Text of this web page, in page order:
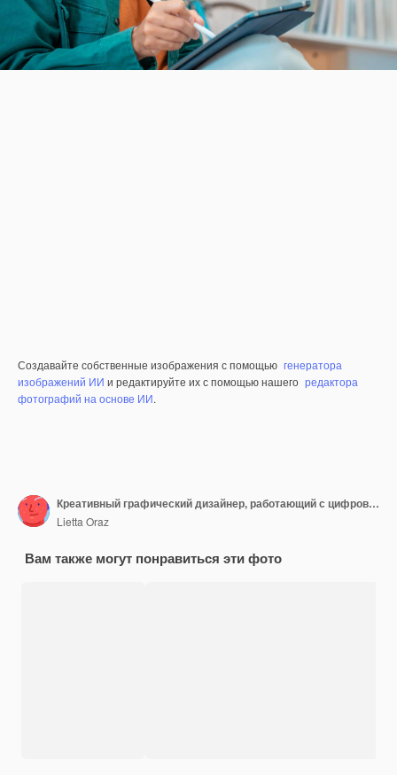
Создавайте собственные изображения с помощью генератора
изображений ИИ и редактируйте их с помощью нашего редактора
фотографий на основе ИИ.
Креативный графический дизайнер, работающий с цифровым планшетом в офисе, рисует эскизы логотипа
Lietta Oraz
Вам также могут понравиться эти фото